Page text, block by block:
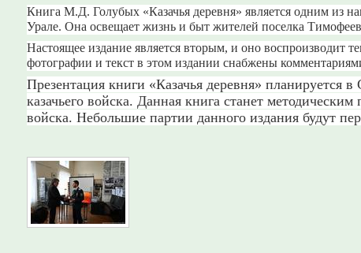
Книга М.Д. Голубых «Казачья деревня» является одним из
Урале. Она освещает жизнь и быт жителей поселка
Настоящее издание является вторым, и оно воспроизводит
фотографии и текст в этом издании снабжены
Презентация книги «Казачья деревня» планируется
казачьего войска. Данная книга станет
войска. Небольшие партии данного издания будут